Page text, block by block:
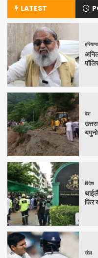
LATEST
हरियाणा
देश
विदेश
फिर
खेल